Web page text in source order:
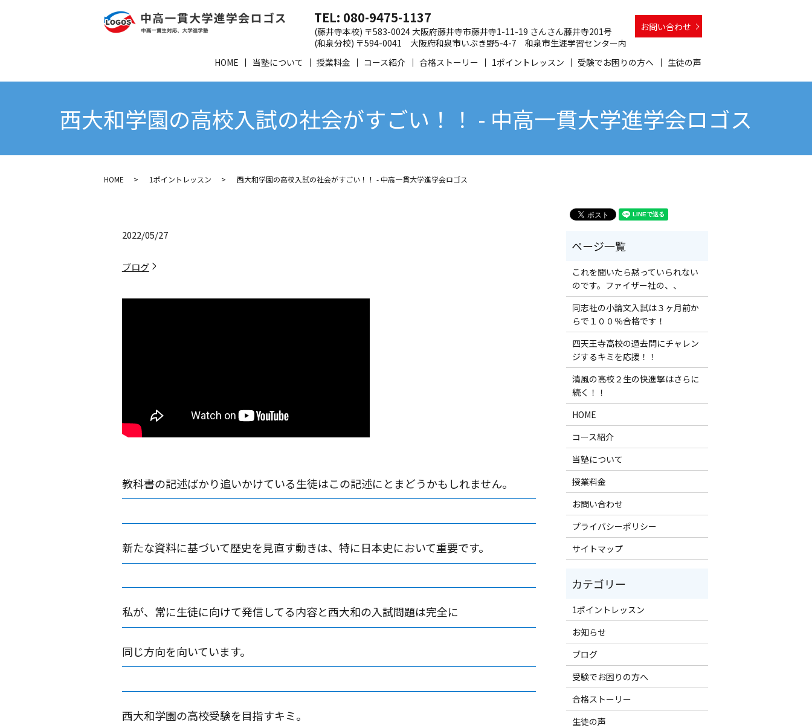
HOME 当塾について 授業料金 コース紹介 合格ストーリー 1ポイントレッスン 受験でお困りの方へ 生徒の声
TEL: 080-9475-1137
(藤井寺本校) 〒583-0024 大阪府藤井寺市藤井寺1-11-19 さんさん藤井寺201号
(和泉分校) 〒594-0041 大阪府和泉市いぶき野5-4-7 和泉市生涯学習センター内
お問い合わせ
西大和学園の高校入試の社会がすごい！！ - 中高一貫大学進学会ロゴス
HOME 1ポイントレッスン 西大和学園の高校入試の社会がすごい！！ - 中高一貫大学進学会ロゴス
2022/05/27
ブログ
教科書の記述ばかり追いかけている生徒はこの記述にとまどうかもしれません。
新たな資料に基づいて歴史を見直す動きは、特に日本史において重要です。
私が、常に生徒に向けて発信してる内容と西大和の入試問題は完全に
同じ方向を向いています。
西大和学園の高校受験を目指すキミ。
これを聞いたら黙っていられない
のです。ファイザー社の、、
同志社の小論文入試は３ヶ月前か
らで１００％合格です！
四天王寺高校の過去問にチャレン
ジするキミを応援！！
清風の高校２生の快進撃はさらに
続く！！
HOME
コース紹介
当塾について
授業料金
お問い合わせ
プライバシーポリシー
サイトマップ
1ポイントレッスン
お知らせ
ブログ
受験でお困りの方へ
合格ストーリー
生徒の声